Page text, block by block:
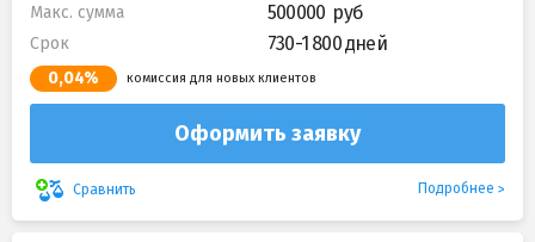
Макс. сумма 500000
Срок 730-1 800 дней
0,04% комиссия для новых клиентов
Оформить заявку
Сравнить Подробнее